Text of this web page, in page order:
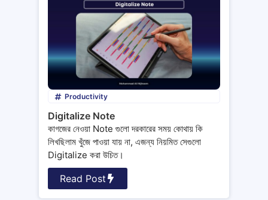
Productivity
Digitalize Note
কাগজের নেওয়া Note গুলো দরকারের সময় কোথায় কি
লিখছিলাম খুঁজে পাওয়া যায় না, এজন্য নিয়মিত সেগুলো
Digitalize করা উচিত।
Read Post